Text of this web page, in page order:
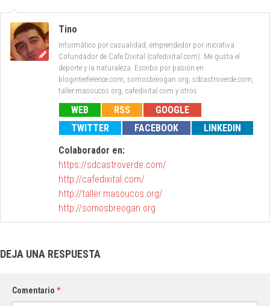
Tino
Informático por casualidad, emprendedor por iniciativa.
Cofundador de Cafe Dixital (cafedixital.com). Me gusta el
deporte y la naturaleza. Escribo por pasión en
bloginterference.com, somosbreogan.org, sdcastroverde.com,
taller.masoucos.org, cafedixital.com y otros
WEB RSS
GOOGLE
TWITTER
FACEBOOK
LINKEDIN
Colaborador en:
https://sdcastroverde.com/
http://cafedixital.com/
http://taller.masoucos.org/
http://somosbreogan.org
DEJA UNA RESPUESTA
Comentario *